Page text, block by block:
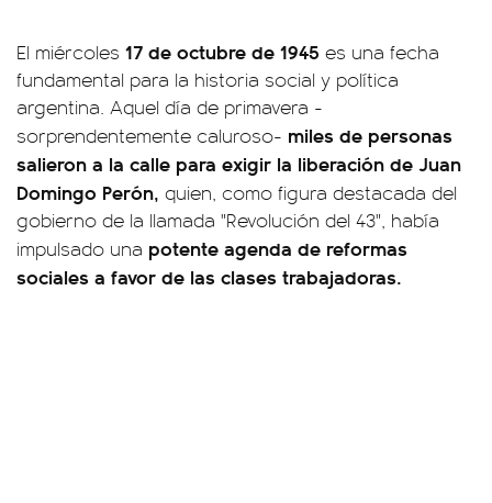
El miércoles 17 de octubre de 1945 es una fecha
fundamental para la historia social y política
argentina. Aquel día de primavera -
sorprendentemente caluroso- miles de personas
salieron a la calle para exigir la liberación de Juan
Domingo Perón, quien, como figura destacada del
gobierno de la llamada "Revolución del 43", había
impulsado una potente agenda de reformas
sociales a favor de las clases trabajadoras.